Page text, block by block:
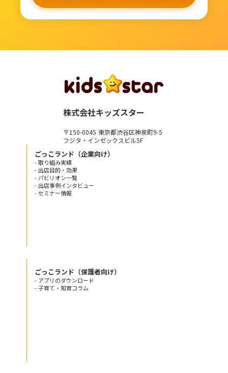
株式会社キッズスター
〒150-0045 東京都渋谷区神泉町9-5
フジタ・インゼックスビル5F
ごっこランド（企業向け）
- 取り組み実績
- 出店目的・効果
- パビリオン一覧
- 出店事例インタビュー
- セミナー情報
ごっこランド（保護者向け）
- アプリのダウンロード
- 子育て・知育コラム